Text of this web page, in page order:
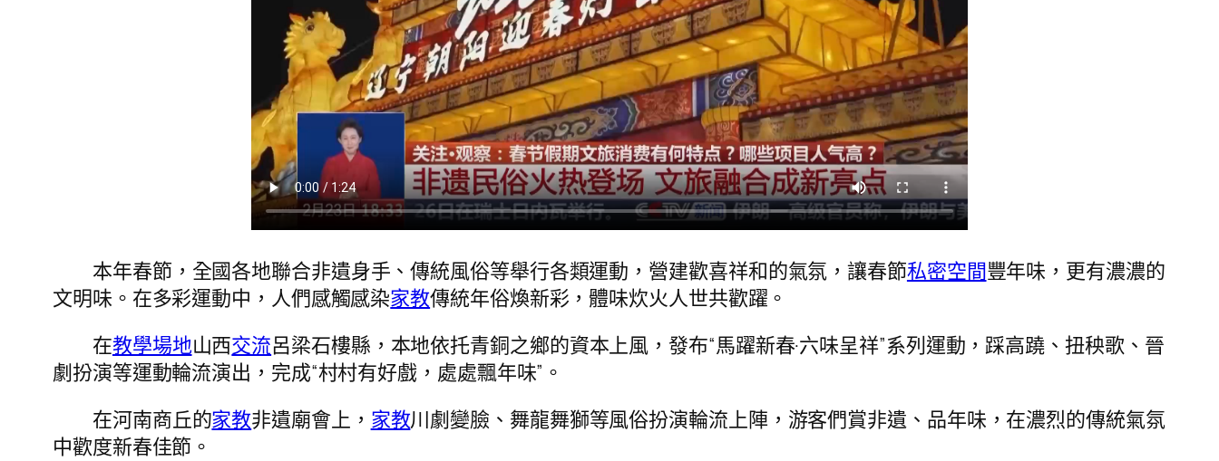
本年春節，全國各地聯合非遺身手、傳統風俗等舉行各類運動，營建歡喜祥和的氣氛，讓春節私密空間豐年味，更有濃濃的
文明味。在多彩運動中，人們感觸感染家教傳統年俗煥新彩，體味炊火人世共歡躍。
在教學場地山西交流呂梁石樓縣，本地依托青銅之鄉的資本上風，發布“馬躍新春·六味呈祥”系列運動，踩高蹺、扭秧歌、晉
劇扮演等運動輪流演出，完成“村村有好戲，處處飄年味”。
在河南商丘的家教非遺廟會上， 家教川劇變臉、舞龍舞獅等風俗扮演輪流上陣，游客們賞非遺、品年味，在濃烈的傳統氣氛
中歡度新春佳節。